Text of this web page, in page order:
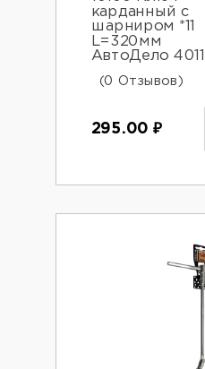
карданный с
шарниром *11
L=320мм
АвтоДело 40111
(0 Отзывов)
295.00 ₽